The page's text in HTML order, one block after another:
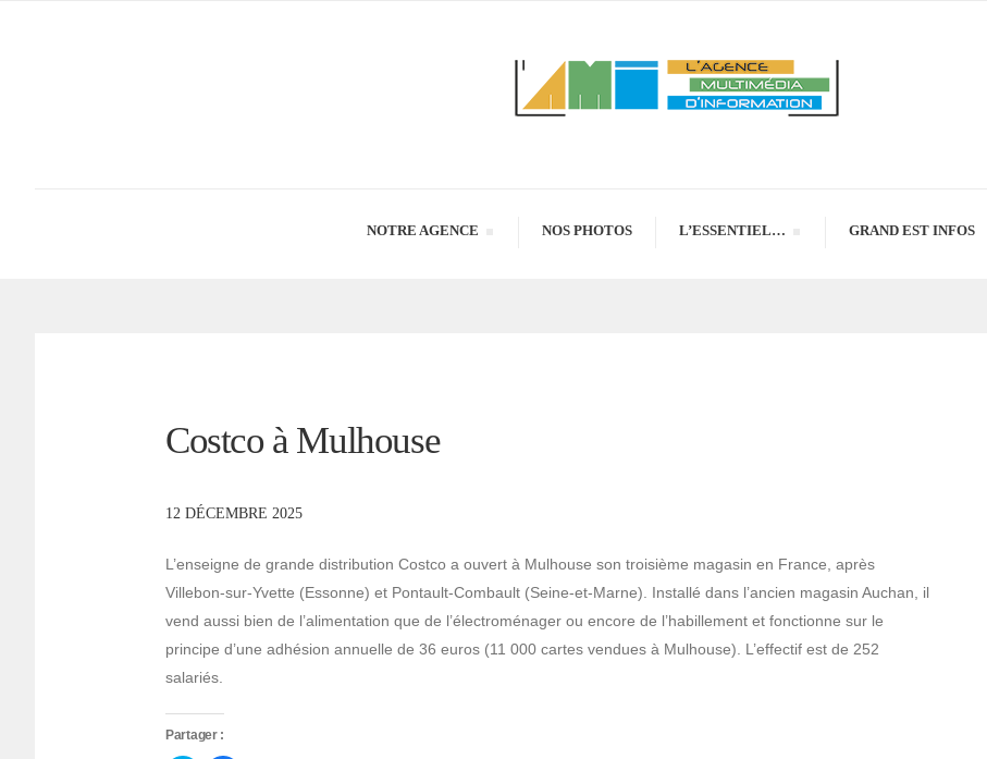
NOTRE AGENCE NOS PHOTOS L’ESSENTIEL… GRAND EST INFOS
Costco à Mulhouse
12 DÉCEMBRE 2025
L’enseigne de grande distribution Costco a ouvert à Mulhouse son troisième magasin en France, après
Villebon-sur-Yvette (Essonne) et Pontault-Combault (Seine-et-Marne). Installé dans l’ancien magasin Auchan, il
vend aussi bien de l’alimentation que de l’électroménager ou encore de l’habillement et fonctionne sur le
principe d’une adhésion annuelle de 36 euros (11 000 cartes vendues à Mulhouse). L’effectif est de 252
salariés.
Partager :